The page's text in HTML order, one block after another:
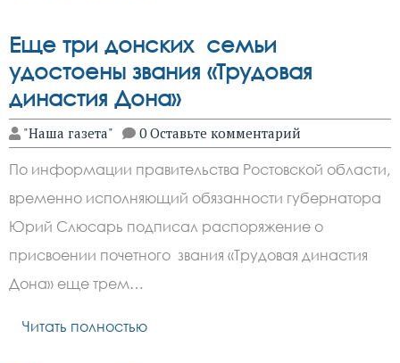
Еще три донских семьи
удостоены звания «Трудовая
династия Дона»
"Наша газета" 0 Оставьте комментарий
По информации правительства Ростовской области,
временно исполняющий обязанности губернатора
Юрий Слюсарь подписал распоряжение о
присвоении почетного звания «Трудовая династия
Дона» еще трем…
Читать полностью